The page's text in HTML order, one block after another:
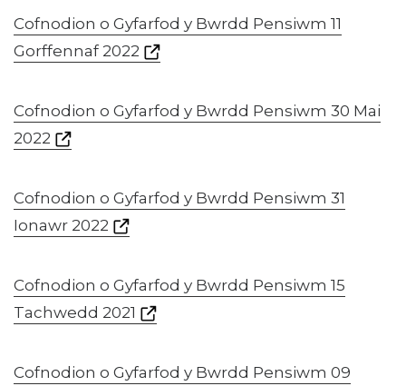
Cofnodion o Gyfarfod y Bwrdd Pensiwm 11
Gorffennaf 2022
Cofnodion o Gyfarfod y Bwrdd Pensiwm 30 Mai
2022
Cofnodion o Gyfarfod y Bwrdd Pensiwm 31
Ionawr 2022
Cofnodion o Gyfarfod y Bwrdd Pensiwm 15
Tachwedd 2021
Cofnodion o Gyfarfod y Bwrdd Pensiwm 09